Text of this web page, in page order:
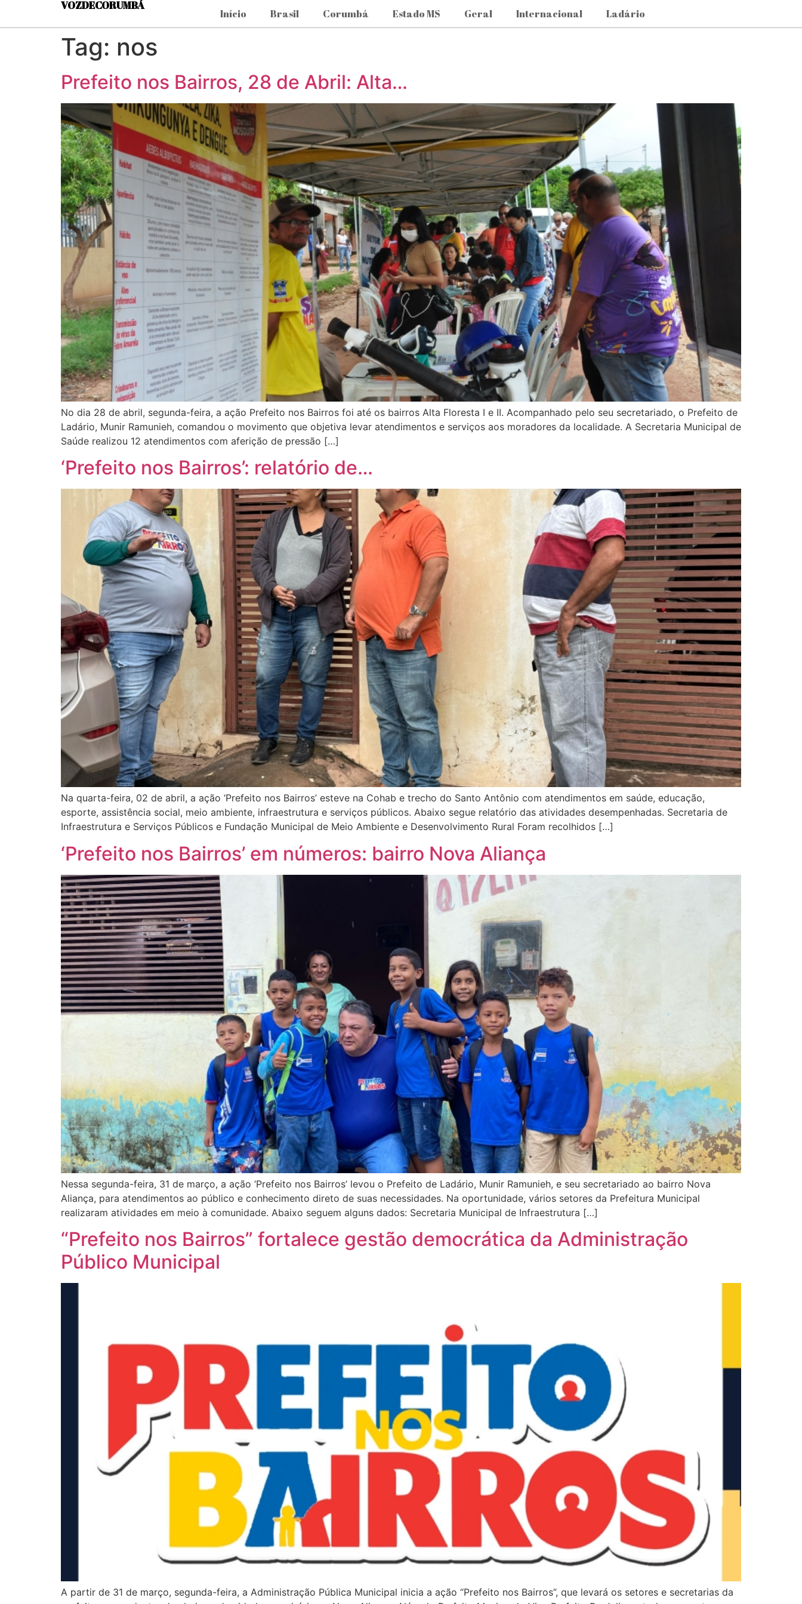
VOZDECORUMBÁ
Início Brasil Corumbá Estado MS Geral Internacional Ladário
Tag: nos
Prefeito nos Bairros, 28 de Abril: Alta…
No dia 28 de abril, segunda-feira, a ação Prefeito nos Bairros foi até os bairros Alta Floresta I e II. Acompanhado pelo seu secretariado, o Prefeito de
Ladário, Munir Ramunieh, comandou o movimento que objetiva levar atendimentos e serviços aos moradores da localidade. A Secretaria Municipal de
Saúde realizou 12 atendimentos com aferição de pressão […]
‘Prefeito nos Bairros’: relatório de…
Na quarta-feira, 02 de abril, a ação ‘Prefeito nos Bairros’ esteve na Cohab e trecho do Santo Antônio com atendimentos em saúde, educação,
esporte, assistência social, meio ambiente, infraestrutura e serviços públicos. Abaixo segue relatório das atividades desempenhadas. Secretaria de
Infraestrutura e Serviços Públicos e Fundação Municipal de Meio Ambiente e Desenvolvimento Rural Foram recolhidos […]
‘Prefeito nos Bairros’ em números: bairro Nova Aliança
Nessa segunda-feira, 31 de março, a ação ‘Prefeito nos Bairros’ levou o Prefeito de Ladário, Munir Ramunieh, e seu secretariado ao bairro Nova
Aliança, para atendimentos ao público e conhecimento direto de suas necessidades. Na oportunidade, vários setores da Prefeitura Municipal
realizaram atividades em meio à comunidade. Abaixo seguem alguns dados: Secretaria Municipal de Infraestrutura […]
“Prefeito nos Bairros” fortalece gestão democrática da Administração
Público Municipal
A partir de 31 de março, segunda-feira, a Administração Pública Municipal inicia a ação “Prefeito nos Bairros”, que levará os setores e secretarias da